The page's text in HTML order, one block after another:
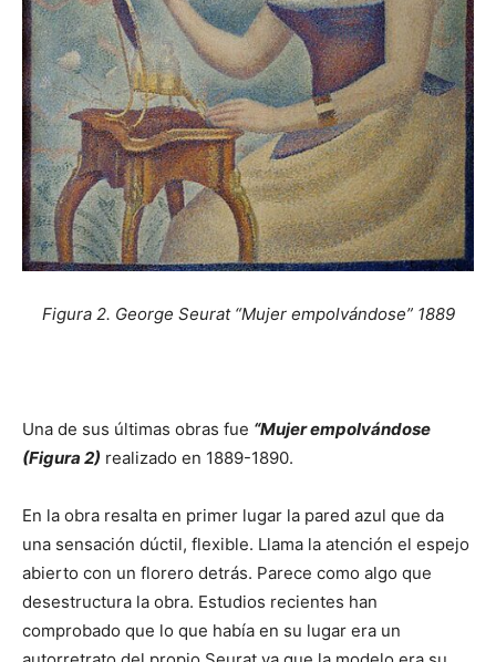
Figura 2. George Seurat “Mujer empolvándose”1889
Una de sus últimas obras fue “Mujer empolvándose
(Figura 2) realizado en 1889-1890.
En la obra resalta en primer lugar la pared azul que da
una sensación dúctil, flexible. Llama la atención el espejo
abierto con un florero detrás. Parece como algo que
desestructura la obra. Estudios recientes han
comprobado que lo que había en su lugar era un